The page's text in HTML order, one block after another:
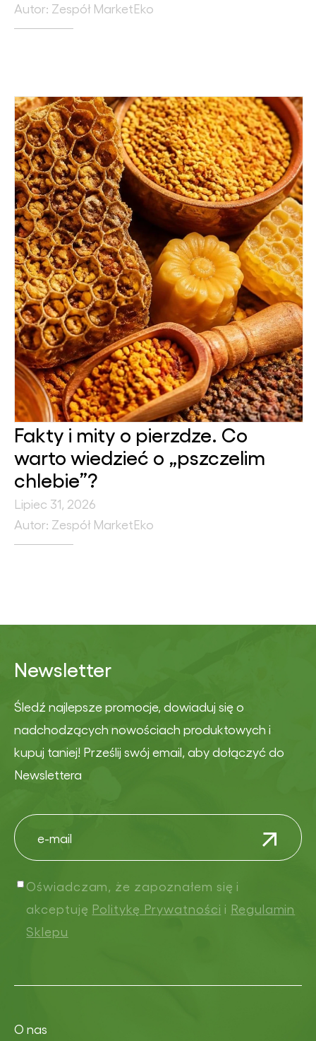
Autor: Zespół MarketEko
Fakty i mity o pierzdze. Co
warto wiedzieć o „pszczelim
chlebie”?
Lipiec 31, 2026
Autor: Zespół MarketEko
Newsletter
Śledź najlepsze promocje, dowiaduj się o
nadchodzących nowościach produktowych i
kupuj taniej! Prześlij swój email, aby dołączyć do
Newslettera
Oświadczam, że zapoznałem się i
akceptuję Politykę Prywatności i Regulamin
Sklepu
O nas